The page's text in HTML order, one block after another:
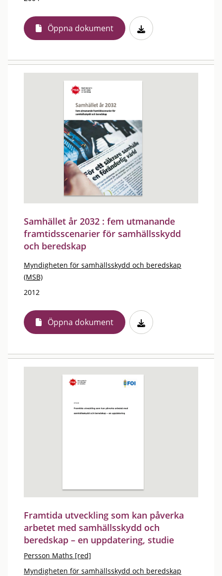
Öppna dokument
Samhället år 2032 : fem utmanande
framtidsscenarier för samhällsskydd
och beredskap
Myndigheten för samhällsskydd och beredskap
(MSB)
2012
Öppna dokument
Framtida utveckling som kan påverka
arbetet med samhällsskydd och
beredskap – en uppdatering, studie
Persson Maths [red]
Myndigheten för samhällsskydd och beredskap